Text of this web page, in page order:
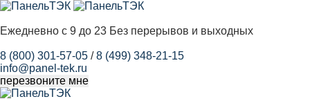
Ежедневно с 9 до 23 Без перерывов и выходных
8 (800) 301-57-05 / 8 (499) 348-21-15
info@panel-tek.ru
перезвоните мне